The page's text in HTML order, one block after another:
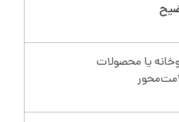
یا محصولات